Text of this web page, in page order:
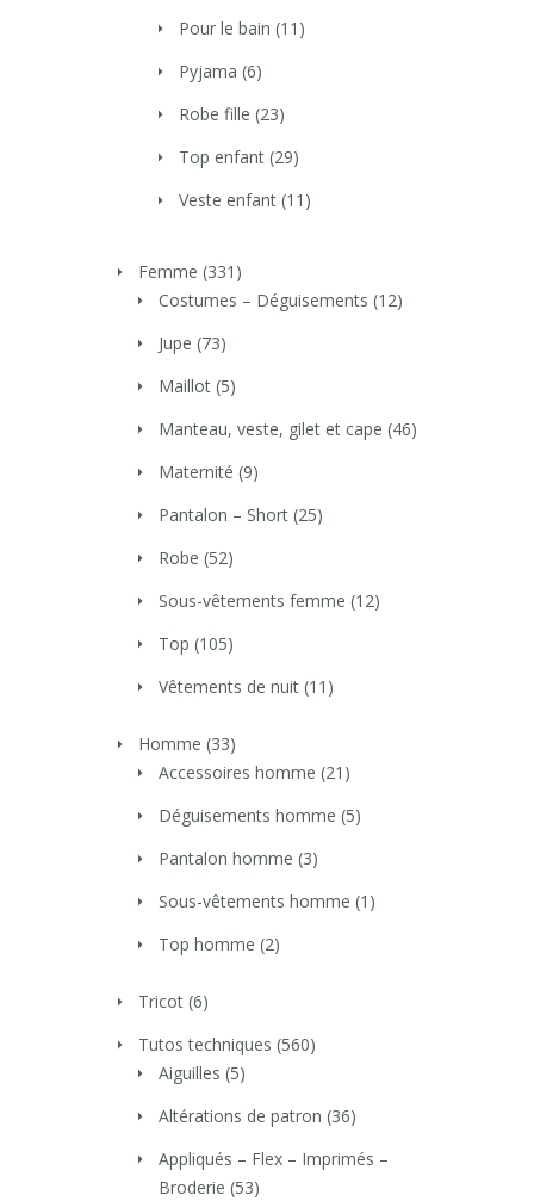
Pour le bain (11)
Pyjama (6)
Robe fille (23)
Top enfant (29)
Veste enfant (11)
Femme (331)
Costumes – Déguisements (12)
Jupe (73)
Maillot (5)
Manteau, veste, gilet et cape (46)
Maternité (9)
Pantalon – Short (25)
Robe (52)
Sous-vêtements femme (12)
Top (105)
Vêtements de nuit (11)
Homme (33)
Accessoires homme (21)
Déguisements homme (5)
Pantalon homme (3)
Sous-vêtements homme (1)
Top homme (2)
Tricot (6)
Tutos techniques (560)
Aiguilles (5)
Altérations de patron (36)
Appliqués – Flex – Imprimés –
Broderie (53)